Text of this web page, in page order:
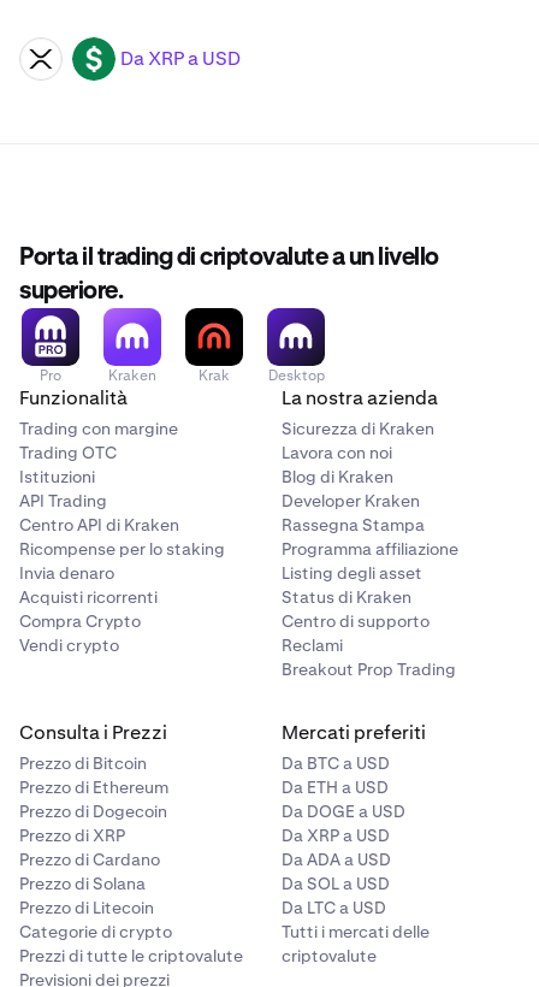
XRP USD Da XRP a USD
Porta il trading di criptovalute a un livello
superiore.
Pro Kraken Krak Desktop
Funzionalità
Trading con margine
Trading OTC
Istituzioni
API Trading
Centro API di Kraken
Ricompense per lo staking
Invia denaro
Acquisti ricorrenti
Compra Crypto
Vendi crypto
La nostra azienda
Sicurezza di Kraken
Lavora con noi
Blog di Kraken
Developer Kraken
Rassegna Stampa
Programma affiliazione
Listing degli asset
Status di Kraken
Centro di supporto
Reclami
Breakout Prop Trading
Consulta i Prezzi
Prezzo di Bitcoin
Prezzo di Ethereum
Prezzo di Dogecoin
Prezzo di XRP
Prezzo di Cardano
Prezzo di Solana
Prezzo di Litecoin
Categorie di crypto
Prezzi di tutte le criptovalute
Previsioni dei prezzi
Mercati preferiti
Da BTC a USD
Da ETH a USD
Da DOGE a USD
Da XRP a USD
Da ADA a USD
Da SOL a USD
Da LTC a USD
Tutti i mercati delle
criptovalute